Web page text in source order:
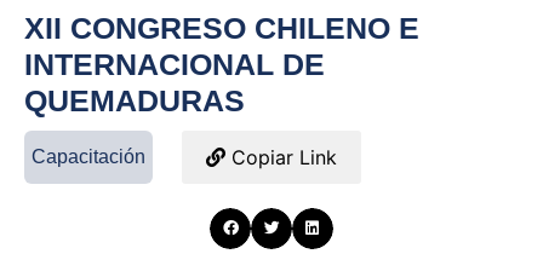
XII CONGRESO CHILENO E
INTERNACIONAL DE
QUEMADURAS
Capacitación Copiar Link